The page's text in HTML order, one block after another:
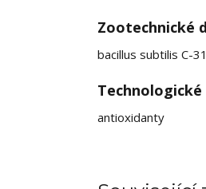
Zootechnické
bacillus subtilis C-
antioxidanty